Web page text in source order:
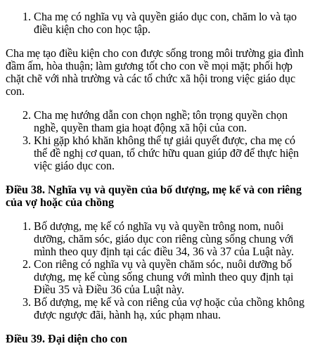
Cha mẹ có nghĩa vụ và quyền giáo dục con, chăm lo và tạo
điều kiện cho con học tập.
Cha mẹ tạo điều kiện cho con được sống trong môi trường gia đình
đầm ấm, hòa thuận; làm gương tốt cho con về mọi mặt; phối hợp
chặt chẽ với nhà trường và các tổ chức xã hội trong việc giáo dục
con.
Cha mẹ hướng dẫn con chọn nghề; tôn trọng quyền chọn
nghề, quyền tham gia hoạt động xã hội của con.
Khi gặp khó khăn không thể tự giải quyết được, cha mẹ có
thể đề nghị cơ quan, tổ chức hữu quan giúp đỡ để thực hiện
việc giáo dục con.
Điều 38. Nghĩa vụ và quyền của bố dượng, mẹ kế và con riêng
của vợ hoặc của chồng
Bố dượng, mẹ kế có nghĩa vụ và quyền trông nom, nuôi
dưỡng, chăm sóc, giáo dục con riêng cùng sống chung với
mình theo quy định tại các điều 34, 36 và 37 của Luật này.
Con riêng có nghĩa vụ và quyền chăm sóc, nuôi dưỡng bố
dượng, mẹ kế cùng sống chung với mình theo quy định tại
Điều 35 và Điều 36 của Luật này.
Bố dượng, mẹ kế và con riêng của vợ hoặc của chồng không
được ngược đãi, hành hạ, xúc phạm nhau.
Điều 39. Đại diện cho con